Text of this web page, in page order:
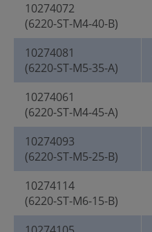
10274072
(6220-ST-M4-40-B)
10274081
(6220-ST-M5-35-A)
10274061
(6220-ST-M4-45-A)
10274093
(6220-ST-M5-25-B)
10274114
(6220-ST-M6-15-B)